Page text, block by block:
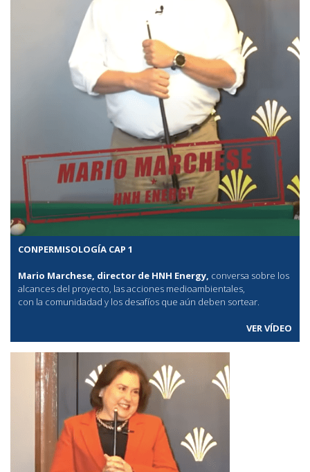
CONPERMISOLOGÍA CAP 1
Mario Marchese, director de HNH Energy, conversa sobre los
alcances del proyecto, las acciones medioambientales,
con la comunidadad y los desafíos que aún deben sortear.
VER VÍDEO